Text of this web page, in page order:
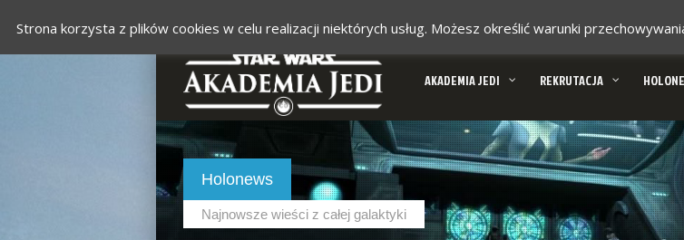
AKADEMIA JEDI REKRUTACJA
Holonews
Najnowsze wieści z całej galaktyki
Strona korzysta z plików cookies w celu realizacji niektórych usług. Możesz określić warunki